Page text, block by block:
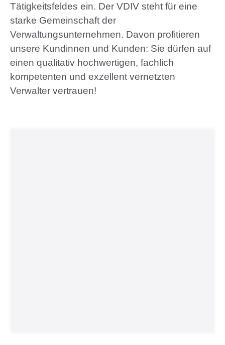
Tätigkeitsfeldes ein. Der VDIV steht für eine
starke Gemeinschaft der
Verwaltungsunternehmen. Davon profitieren
unsere Kundinnen und Kunden: Sie dürfen auf
einen qualitativ hochwertigen, fachlich
kompetenten und exzellent vernetzten
Verwalter vertrauen!